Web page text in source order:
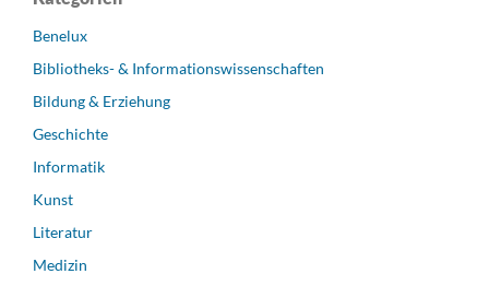
Benelux
Bibliotheks- & Informationswissenschaften
Bildung & Erziehung
Geschichte
Informatik
Kunst
Literatur
Medizin